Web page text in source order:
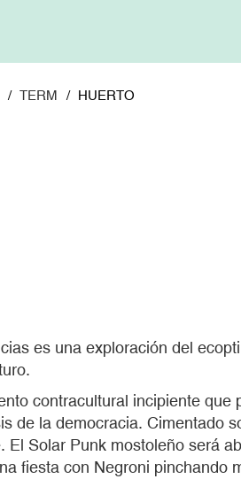
TERM HUERTO
es una exploración del
contracultural incipiente
de la democracia. Cimentado
El Solar Punk mostoleño será
fiesta con Negroni